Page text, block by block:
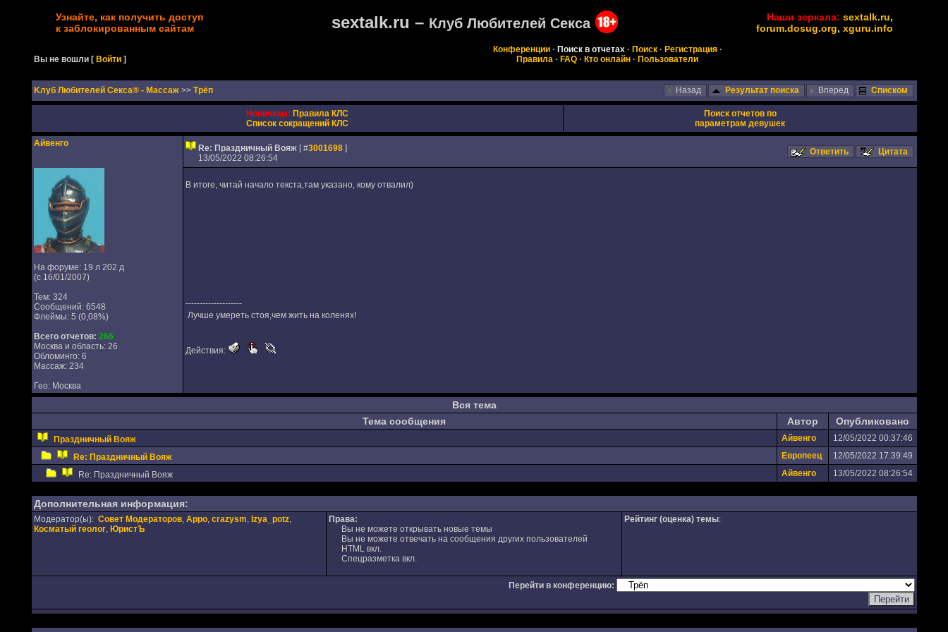
Узнайте, как получить доступ
к заблокированным сайтам
sextalk.ru – Клуб Любителей Секса Наши зеркала: sextalk.ru,
forum.dosug.org, xguru.info
Вы не вошли [Войти ]
Конференции· Поиск в отчетах· Поиск· Регистрация·
Правила · FAQ · Кто онлайн · Пользователи
Kлуб Любителей Секса® - Массаж >> Трёп Назад Результат поиска Вперед Списком
Новичкам: Правила КЛС
Список сокращений КЛС
Поиск отчетов по
параметрам девушек
Айвенго
На форуме: 19 л 202 д
(с 16/01/2007)
Тем: 324
Сообщений: 6548
Флеймы: 5 (0,08%)
Всего отчетов: 266
Москва и область: 26
Обломинго: 6
Массаж: 234
Гео: Москва
Re: Праздничный Вояж [ #3001698]
13/05/2022 08:26:54
Ответить Цитата
В итоге, читай начало текста,там указано, кому отвалил)
--------------------
Лучше умереть стоя,чем жить на коленях!
Действия:
Вся тема
Тема сообщения
Автор Опубликовано
Праздничный Вояж Айвенго
12/05/2022 00:37:46
Re: Праздничный Вояж
Европеец
12/05/2022 17:39:49
Re: Праздничный Вояж
Айвенго 13/05/2022 08:26:54
Дополнительная информация:
Модератор(ы): Совет Модераторов, Appo, crazysm, Izya_potz,
Косматый геолог, ЮристЪ
Права:
Вы не можете открывать новые темы
Вы не можете отвечать на сообщения других пользователей
HTML вкл.
Спецразметка вкл.
Рейтинг (оценка) темы:
Перейти в конференцию: